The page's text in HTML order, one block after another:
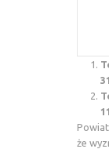
że